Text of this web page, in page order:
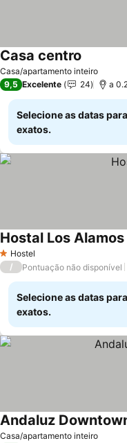
Casa/apartamento inteiro
Casa centro
9,5 Excelente 24 a
Selecione as datas
exatos.
1 Estrelas
Hostel
Hostal Los Alamos
/ Pontuação não disponível
Selecione as datas
exatos.
Casa/apartamento inteiro
Andaluz